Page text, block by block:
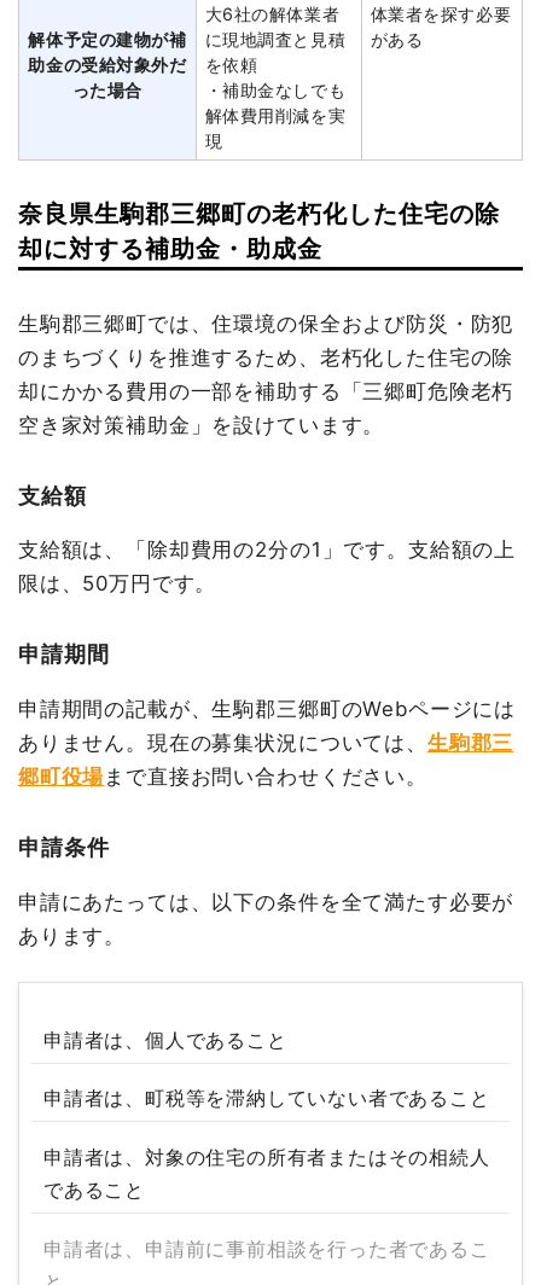
解体予定の建物が補
助金の受給対象外だ
った場合
大6社の解体業者
に現地調査と見積
を依頼
・補助金なしでも
解体費用削減を実
現
体業者を探す必要
がある
奈良県生駒郡三郷町の老朽化した住宅の除
却に対する補助金・助成金
生駒郡三郷町では、住環境の保全および防災・防犯
のまちづくりを推進するため、老朽化した住宅の除
却にかかる費用の一部を補助する「三郷町危険老朽
空き家対策補助金」を設けています。
支給額
支給額は、「除却費用の2分の1」です。支給額の上
限は、50万円です。
申請期間
申請期間の記載が、生駒郡三郷町のWebページには
ありません。現在の募集状況については、 生駒郡三
郷町役場まで直接お問い合わせください。
申請条件
申請にあたっては、以下の条件を全て満たす必要が
あります。
申請者は、個人であること
申請者は、町税等を滞納していない者であること
申請者は、対象の住宅の所有者またはその相続人
であること
申請者は、申請前に事前相談を行った者であるこ